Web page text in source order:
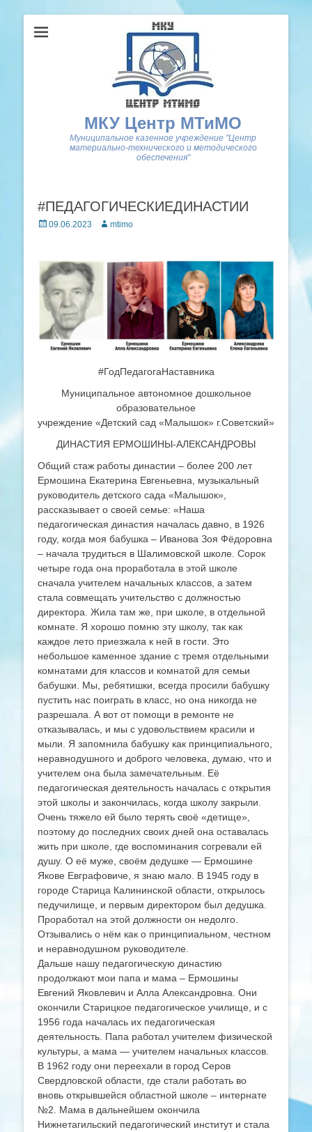
МКУ Центр МТиМО
Муниципальное казенное учреждение "Центр
материально-технического и методического
обеспечения"
#ПЕДАГОГИЧЕСКИЕДИНАСТИИ
Posted
09.06.2023 Author
mtimo
#ГодПедагогаНаставника
Муниципальное автономное дошкольное
образовательное
учреждение «Детский сад «Малышок» г.Советский»
ДИНАСТИЯ ЕРМОШИНЫ-АЛЕКСАНДРОВЫ
Общий стаж работы династии – более 200 лет
Ермошина Екатерина Евгеньевна, музыкальный
руководитель детского сада «Малышок»,
рассказывает о своей семье: «Наша
педагогическая династия началась давно, в 1926
году, когда моя бабушка – Иванова Зоя Фёдоровна
– начала трудиться в Шалимовской школе. Сорок
четыре года она проработала в этой школе
сначала учителем начальных классов, а затем
стала совмещать учительство с должностью
директора. Жила там же, при школе, в отдельной
комнате. Я хорошо помню эту школу, так как
каждое лето приезжала к ней в гости. Это
небольшое каменное здание с тремя отдельными
комнатами для классов и комнатой для семьи
бабушки. Мы, ребятишки, всегда просили бабушку
пустить нас поиграть в класс, но она никогда не
разрешала. А вот от помощи в ремонте не
отказывалась, и мы с удовольствием красили и
мыли. Я запомнила бабушку как принципиального,
неравнодушного и доброго человека, думаю, что и
учителем она была замечательным. Её
педагогическая деятельность началась с открытия
этой школы и закончилась, когда школу закрыли.
Очень тяжело ей было терять своё «детище»,
поэтому до последних своих дней она оставалась
жить при школе, где воспоминания согревали ей
душу. О её муже, своём дедушке — Ермошине
Якове Евграфовиче, я знаю мало. В 1945 году в
городе Старица Калининской области, открылось
педучилище, и первым директором был дедушка.
Проработал на этой должности он недолго.
Отзывались о нём как о принципиальном, честном
и неравнодушном руководителе.
Дальше нашу педагогическую династию
продолжают мои папа и мама – Ермошины
Евгений Яковлевич и Алла Александровна. Они
окончили Старицкое педагогическое училище, и с
1956 года началась их педагогическая
деятельность. Папа работал учителем физической
культуры, а мама — учителем начальных классов.
В 1962 году они переехали в город Серов
Свердловской области, где стали работать во
вновь открывшейся областной школе – интернате
№2. Мама в дальнейшем окончила
Нижнетагильский педагогический институт и стала